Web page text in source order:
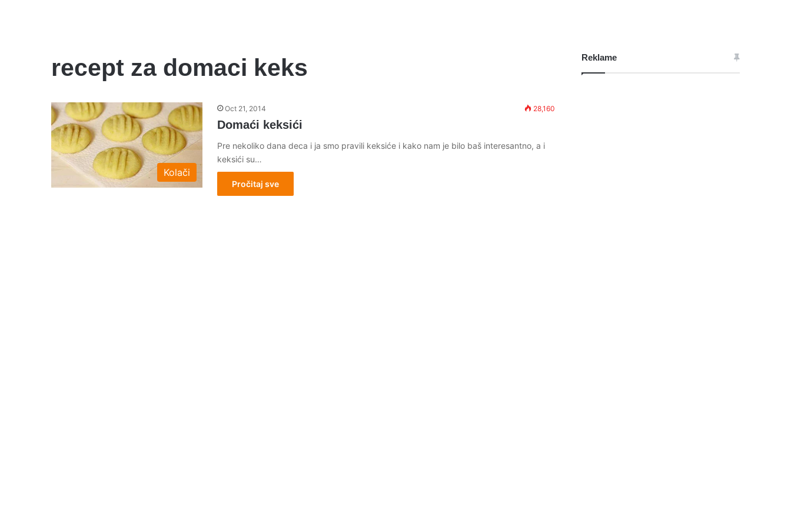
recept za domaci keks
Kolači
Oct 21, 2014 28,160
Domaći keksići
Pre nekoliko dana deca i ja smo pravili keksiće i kako nam je bilo baš interesantno, a i
keksići su…
Pročitaj sve
Reklame